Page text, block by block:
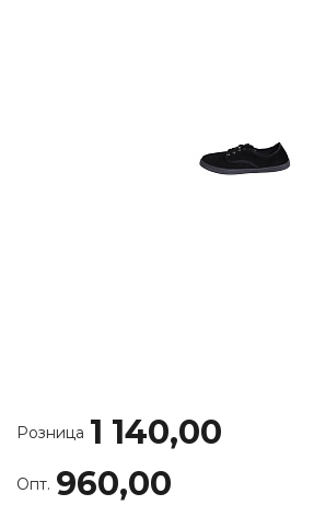
Розница 1 140,00
Опт. 960,00